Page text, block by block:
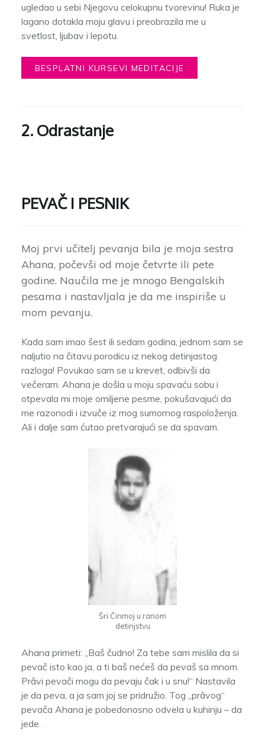
ugledao u sebi Njegovu celokupnu tvorevinu! Ruka je
lagano dotakla moju glavu i preobrazila me u
svetlost, ljubav i lepotu.
BESPLATNI KURSEVI MEDITACIJE
2. Odrastanje
PEVAČ I PESNIK
Moj prvi učitelj pevanja bila je moja sestra
Ahana, počevši od moje četvrte ili pete
godine. Naučila me je mnogo Bengalskih
pesama i nastavljala je da me inspiriše u
mom pevanju.
Kada sam imao šest ili sedam godina, jednom sam se
naljutio na čitavu porodicu iz nekog detinjastog
razloga! Povukao sam se u krevet, odbivši da
večeram. Ahana je došla u moju spavaću sobu i
otpevala mi moje omiljene pesme, pokušavajući da
me razonodi i izvuče iz mog sumornog raspoloženja.
Ali i dalje sam ćutao pretvarajući se da spavam.
Šri Činmoj u ranom
detinjstvu
Ahana primeti: „Baš čudno! Za tebe sam mislila da si
pevač isto kao ja, a ti baš nećeš da pevaš sa mnom.
Prâvi pevači mogu da pevaju čak i u snu!“ Nastavila
je da peva, a ja sam joj se pridružio. Tog „prâvog“
pevača Ahana je pobedonosno odvela u kuhinju – da
jede.